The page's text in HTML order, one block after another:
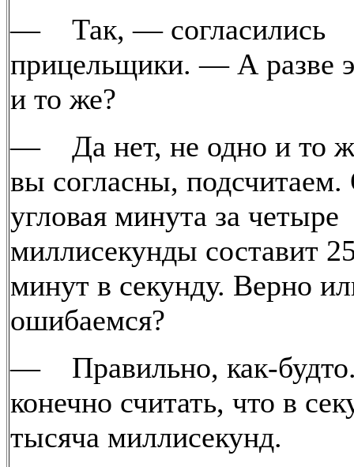
— Так, — согласились
прицельщики. — А разве
и то же?
— Да нет, не одно и то
вы согласны, подсчитаем.
угловая минута за четыре
миллисекунды составит
минут в секунду. Верно
ошибаемся?
— Правильно, как-
конечно считать, что в
тысяча миллисекунд.